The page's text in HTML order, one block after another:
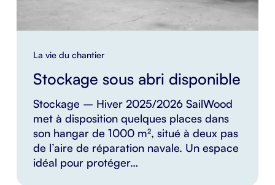
La vie du chantier
Stockage sous abri disponible
Stockage – Hiver 2025/2026 SailWood
met à disposition quelques places dans
son hangar de 1000 m², situé à deux pas
de l’aire de réparation navale. Un espace
idéal pour protéger…